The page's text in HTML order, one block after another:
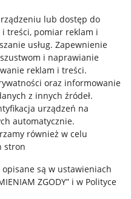
lub dostęp do
treści, pomiar reklam i
usług. Zapewnienie
i naprawianie
reklam i treści.
oraz informowanie
z innych źródeł.
urządzeń na
automatycznie.
również w celu
stron
opisane są w ustawieniach
ZGODY” i w Polityce